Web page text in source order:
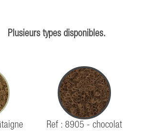
Plusieurs types disponibles.
Ref : 8905 - chocolat